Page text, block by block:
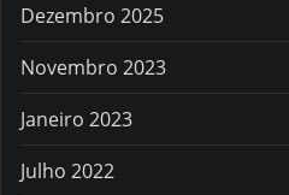
Dezembro 2025
Novembro 2023
Janeiro 2023
Julho 2022